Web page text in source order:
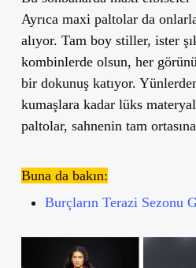
Ayrıca maxi paltolar da
alıyor. Tam boy stiller, ister
kombinlerde olsun, her
bir dokunuş katıyor.
kumaşlara kadar lüks
paltolar, sahnenin tam
Buna da bakın:
Burçların Terazi Sezonu